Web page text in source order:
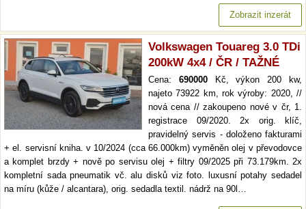
Zobrazit inzerát
Volkswagen Touareg 3.0 TDi
200kW 4x4 / ČR / TAŽNÉ
Cena: 690000Kč, výkon 200 kw,
najeto 73922 km, rok výroby: 2020, //
nová cena // zakoupeno nové v čr, 1.
registrace 09/2020. 2x orig. klíč,
pravidelný servis - doloženo fakturami
+ el. servisní kniha. v 10/2024 (cca 66.000km) vyměněn olej v převodovce
a komplet brzdy + nově po servisu olej + filtry 09/2025 při 73.179km. 2x
kompletní sada pneumatik vč. alu disků viz foto. luxusní potahy sedadel
na míru (kůže / alcantara), orig. sedadla textil. nádrž na 90l…